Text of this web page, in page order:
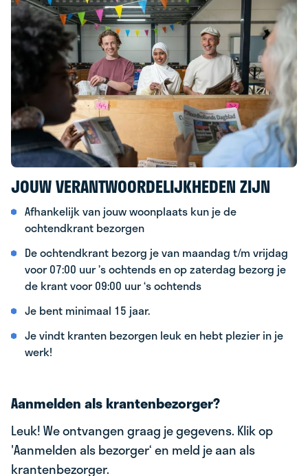
JOUW VERANTWOORDELIJKHEDEN ZIJN
Afhankelijk van jouw woonplaats kun je de
ochtendkrant bezorgen
De ochtendkrant bezorg je van maandag t/m vrijdag
voor 07:00 uur ’s ochtends en op zaterdag bezorg je
de krant voor 09:00 uur ‘s ochtends
Je bent minimaal 15 jaar.
Je vindt kranten bezorgen leuk en hebt plezier in je
werk!
Aanmelden als krantenbezorger?
Leuk! We ontvangen graag je gegevens. Klik op
'Aanmelden als bezorger‘ en meld je aan als
krantenbezorger.